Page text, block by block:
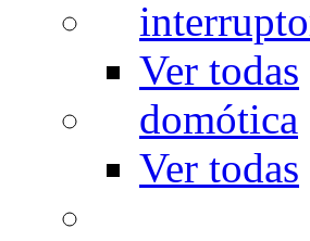
Ver todas
domótica
Ver todas